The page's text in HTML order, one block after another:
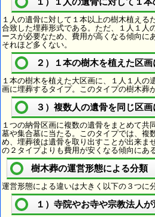
１）１人の遺骨に対して１
１人の遺骨に対して１本以上の樹木植える
合致した埋葬形式である。ただ、１人１人
ースが必要なため、費用が高くなる傾向に
それほど多くない。
２）１本の樹木を植えた区
１本の樹木を植えた大区画に、１人１人の
画に埋葬するタイプ。このタイプの樹木葬
３）複数人の遺骨を同じ区
１つの納骨区画に複数の遺骨をまとめて共
墓や集合墓に当たる。このタイプでは、複
め、埋葬後は遺骨を取り出すことが出来ま
の２タイプよりも費用が安くなる傾向にある
樹木葬の運営形態による分類
運営形態による違いは大きく以下の３つに
１）寺院やお寺や宗教法人が